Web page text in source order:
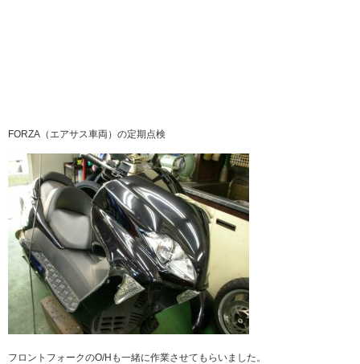
FORZA（エアサス車両）の定期点検
フロントフォークのO/Hも一緒に作業させてもらいました。